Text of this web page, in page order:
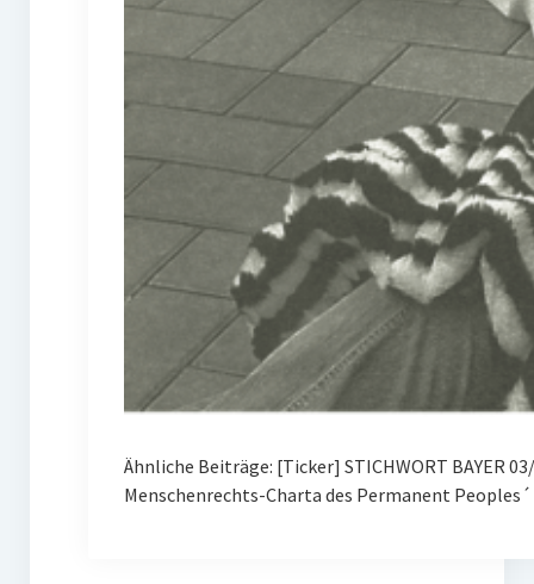
Ähnliche Beiträge: [Ticker] STICHWORT BAYER
Menschenrechts-Charta des Permanent